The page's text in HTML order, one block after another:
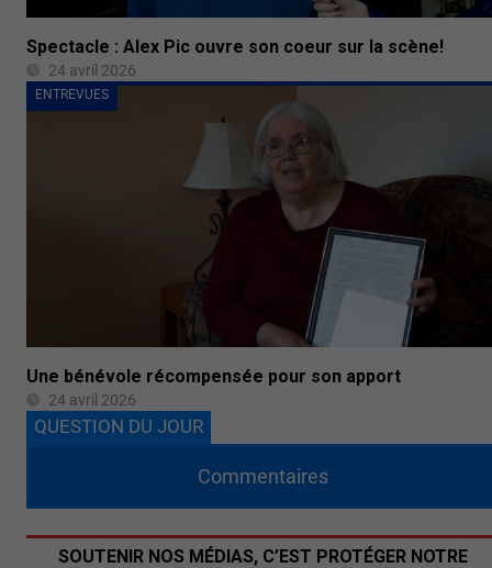
Spectacle : Alex Pic ouvre son coeur sur la scène!
24 avril 2026
ENTREVUES
Une bénévole récompensée pour son apport
24 avril 2026
QUESTION DU JOUR
Commentaires
SOUTENIR NOS MÉDIAS, C’EST PROTÉGER NOTRE